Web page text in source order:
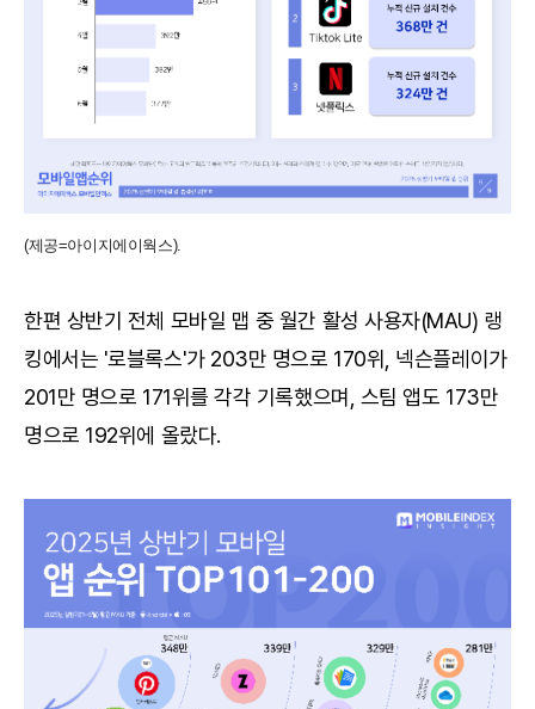
(제공=아이지에이웍스).
한편 상반기 전체 모바일 맵 중 월간 활성 사용자(MAU) 랭
킹에서는 '로블록스'가 203만 명으로 170위, 넥슨플레이가
201만 명으로 171위를 각각 기록했으며, 스팀 앱도 173만
명으로 192위에 올랐다.